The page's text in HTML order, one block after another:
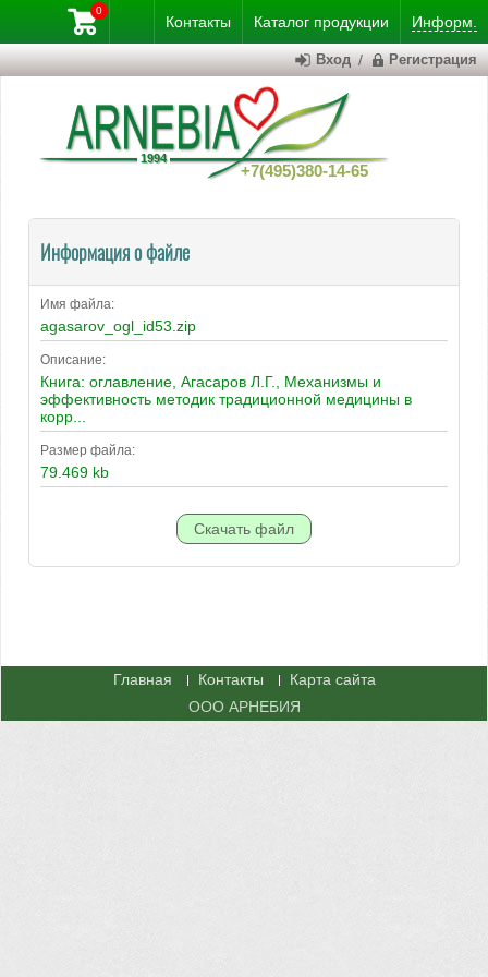
Контакты Каталог продукции Информ.
+7(495)380-14-65
0
Вход / Регистрация
Информация о файле
Имя файла:
agasarov_ogl_id53.zip
Описание:
Книга: оглавление, Агасаров Л.Г., Механизмы и
эффективность методик традиционной медицины в
корр...
Размер файла:
79.469 kb
Главная Контакты
Карта сайта
ООО АРНЕБИЯ